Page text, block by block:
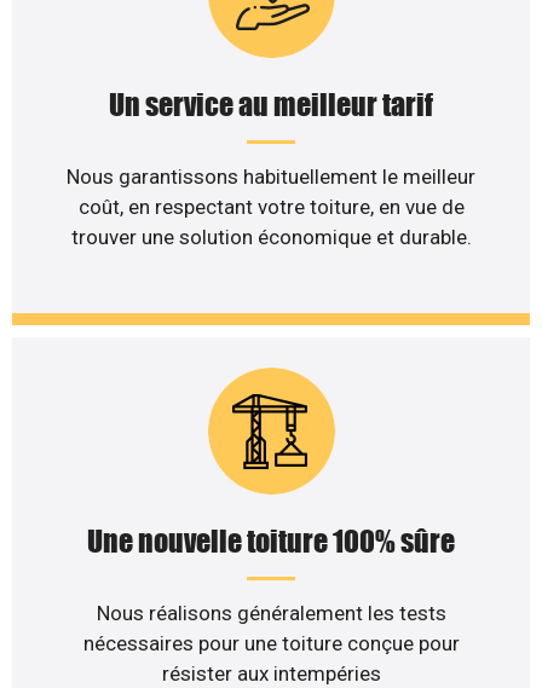
Un service au meilleur tarif
Nous garantissons habituellement le meilleur
coût, en respectant votre toiture, en vue de
trouver une solution économique et durable.
Une nouvelle toiture 100% sûre
Nous réalisons généralement les tests
nécessaires pour une toiture conçue pour
résister aux intempéries